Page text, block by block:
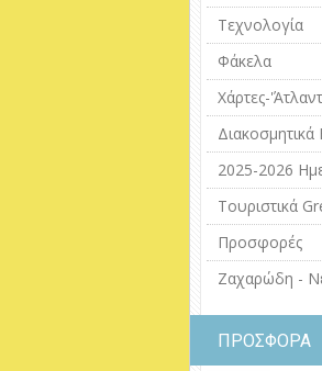
Τεχνολογία
Φάκελα
Χάρτες-
Διακοσμητικά
2025-2026
Τουριστικά
Προσφορές
Ζαχαρώδη -
ΠΡΟΣΦΟΡΑ